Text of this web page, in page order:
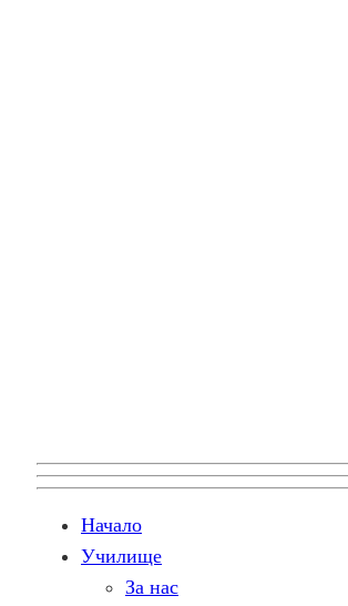
Начало
Училище
За нас